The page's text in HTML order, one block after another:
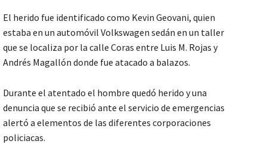
El herido fue identificado como Kevin Geovani, quien
estaba en un automóvil Volkswagen sedán en un taller
que se localiza por la calle Coras entre Luis M. Rojas y
Andrés Magallón donde fue atacado a balazos.
Durante el atentado el hombre quedó herido y una
denuncia que se recibió ante el servicio de emergencias
alertó a elementos de las diferentes corporaciones
policiacas.